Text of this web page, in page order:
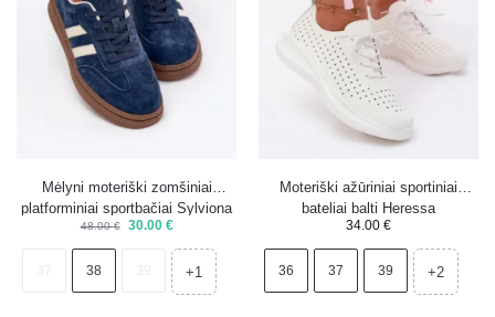
Mėlyni moteriški zomšiniai
platforminiai sportbačiai Sylviona
– 38 – išpardavimas
48.00€ 30.00 €
38 +1
Moteriški ažūriniai sportiniai
bateliai balti Heressa
34.00 €
36 37 39 +2